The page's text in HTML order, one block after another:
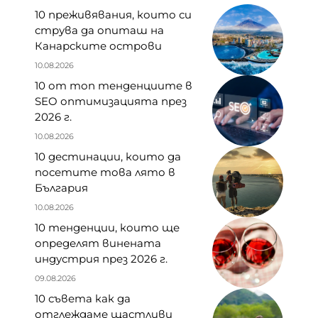
10 преживявания, които си
струва да опиташ на
Канарските острови
10.08.2026
10 от топ тенденциите в
SEO оптимизацията през
2026 г.
10.08.2026
10 дестинации, които да
посетите това лято в
България
10.08.2026
10 тенденции, които ще
определят винената
индустрия през 2026 г.
09.08.2026
10 съвета как да
отглеждаме щастливи